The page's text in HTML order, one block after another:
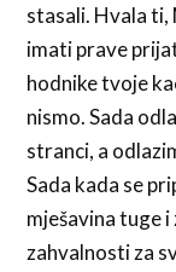
stasali. Hvala ti,
imati prave
hodnike tvoje
nismo. Sada
stranci, a
Sada kada se
mješavina tuge
zahvalnosti za